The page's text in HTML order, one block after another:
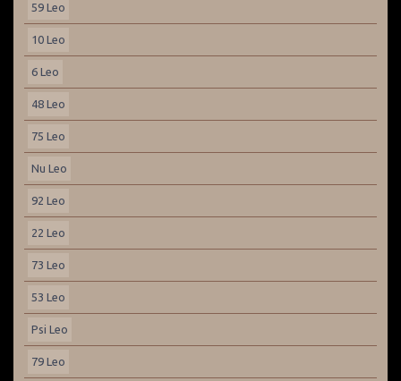
59 Leo
10 Leo
6 Leo
48 Leo
75 Leo
Nu Leo
92 Leo
22 Leo
73 Leo
53 Leo
Psi Leo
79 Leo